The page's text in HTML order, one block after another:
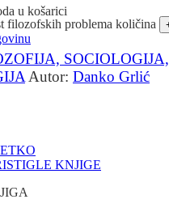
u košarici
filozofskih problema količina
SOCIOLOGIJA,
Autor: Danko Grlić
KNJIGE